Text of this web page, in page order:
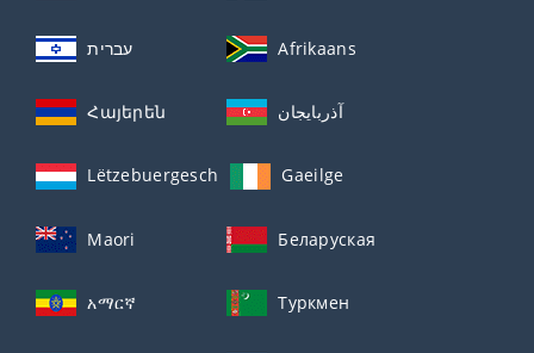
עברית Afrikaans
Հայերեն آذربايجان
Lëtzebuergesch Gaeilge
Maori Беларуская
አማርኛ Туркмен